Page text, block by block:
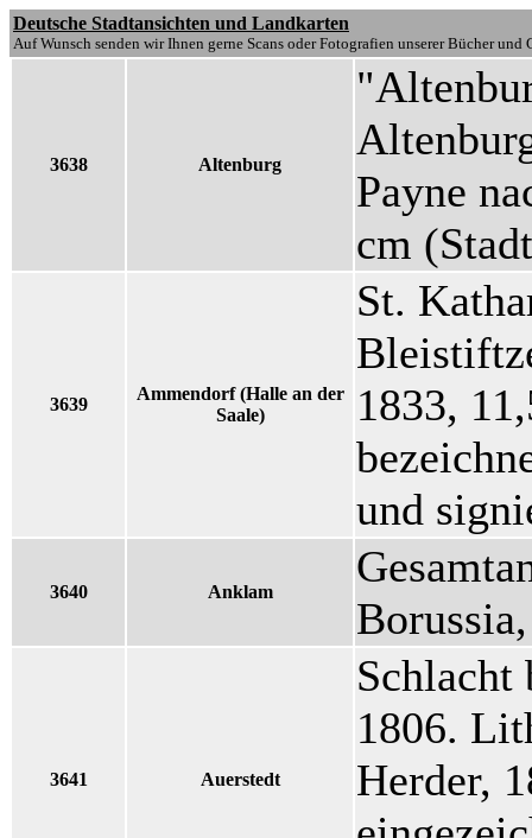
Deutsche Stadtansichten und Landkarten
Auf Wunsch senden wir Ihnen gerne Scans oder Fotografien unserer Bücher und
3638 Altenburg
Payne
cm
3639
Ammendorf (Halle an der
Saale)
St.
1833,
und
3640 Anklam
3641 Auerstedt
Schlacht
1806.
Herder,